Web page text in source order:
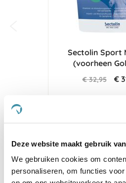
Deze website maakt gebruik
We gebruiken cookies om
personaliseren, om functies
Sectolin Sport
(voorheen
€ 32,95 €
Anderen kochten ook